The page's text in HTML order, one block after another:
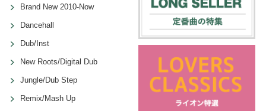
Brand New 2010-Now
Dancehall
Dub/Inst
New Roots/Digital Dub
Jungle/Dub Step
Remix/Mash Up